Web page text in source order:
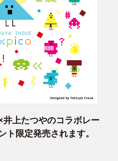
上たつやのコラボレー
ト限定発売されます。